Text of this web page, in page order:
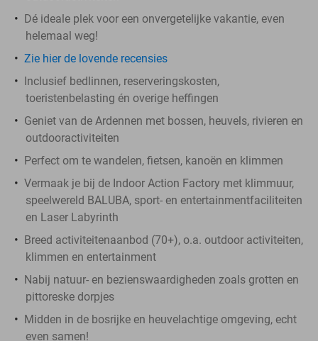
Dé ideale plek voor een onvergetelijke vakantie, even
helemaal weg!
Zie hier de lovende recensies
Inclusief bedlinnen, reserveringskosten,
toeristenbelasting én overige heffingen
Geniet van de Ardennen met bossen, heuvels, rivieren en
outdooractiviteiten
Perfect om te wandelen, fietsen, kanoën en klimmen
Vermaak je bij de Indoor Action Factory met klimmuur,
speelwereld BALUBA, sport- en entertainmentfaciliteiten
en Laser Labyrinth
Breed activiteitenaanbod (70+), o.a. outdoor activiteiten,
klimmen en entertainment
Nabij natuur- en bezienswaardigheden zoals grotten en
pittoreske dorpjes
Midden in de bosrijke en heuvelachtige omgeving, echt
even samen!